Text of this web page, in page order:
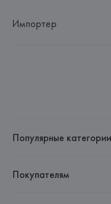
Импортер
Страна происхождения
Популярные категории
Покупателям